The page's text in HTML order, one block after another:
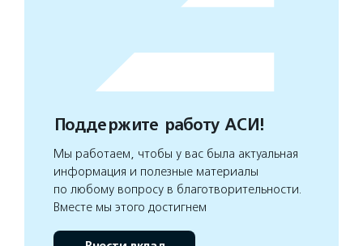
Поддержите работу АСИ!
Мы работаем, чтобы у вас была актуальная
информация и полезные материалы
по любому вопросу в благотворительности.
Вместе мы этого достигнем